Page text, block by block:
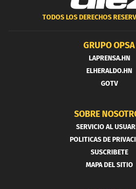
TODOS LOS DERECHOS
GRUPO OPSA
LAPRENSA.HN
ELHERALDO.HN
GOTV
SOBRE
SERVICIO AL
POLITICAS DE
SUSCRIBETE
MAPA DEL SITIO